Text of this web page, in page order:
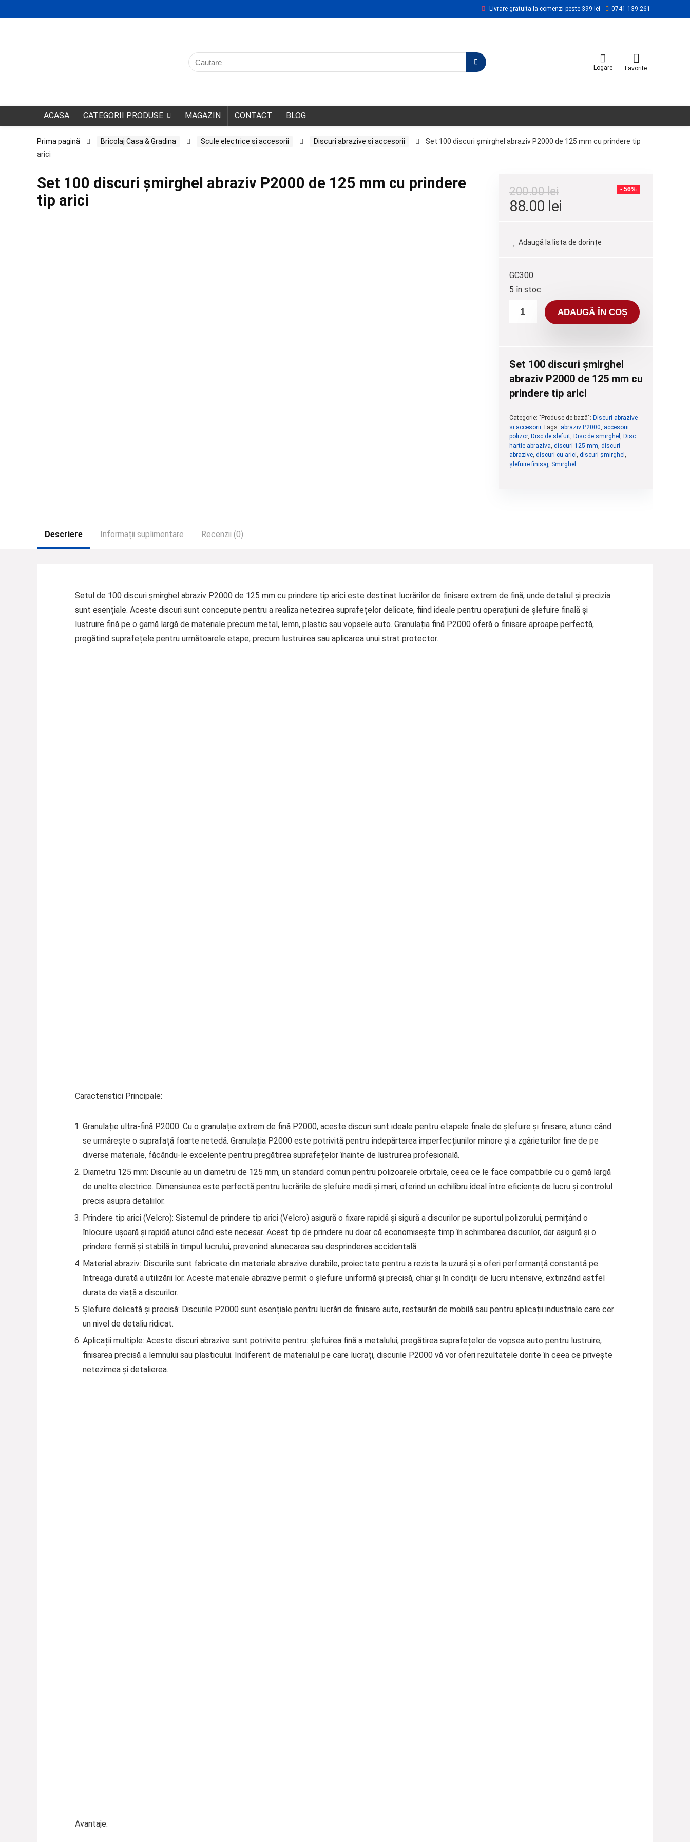
Livrare gratuita la comenzi peste 399 lei 0741 139 261
Logare Favorite
ACASA CATEGORII PRODUSE MAGAZIN CONTACT BLOG
Prima pagină Bricolaj Casa & Gradina Scule electrice si accesorii Discuri abrazive si accesorii
Set 100 discuri șmirghel abraziv P2000 de 125 mm cu prindere tip
arici
Set 100 discuri șmirghel abraziv P2000 de 125 mm cu prindere
tip arici
- 56%
200.00lei
88.00 lei
Adaugă la lista de dorințe
GC300
5 în stoc
ADAUGĂ ÎN COȘ
Set 100 discuri șmirghel
abraziv P2000 de 125 mm cu
prindere tip arici
Categorie: "Produse de bază": Discuri abrazive
si accesorii Tags: abraziv P2000, accesorii
polizor, Disc de slefuit, Disc de smirghel , Disc
hartie abraziva, discuri 125 mm, discuri
abrazive, discuri cu arici, discuri șmirghel ,
șlefuire finisaj, Smirghel
Descriere Informații suplimentare Recenzii (0)
Setul de 100 discuri șmirghel abraziv P2000 de 125 mm cu prindere tip arici este destinat lucrărilor de finisare extrem de fină, unde detaliul și precizia
sunt esențiale. Aceste discuri sunt concepute pentru a realiza netezirea suprafețelor delicate, fiind ideale pentru operațiuni de șlefuire finală și
lustruire fină pe o gamă largă de materiale precum metal, lemn, plastic sau vopsele auto. Granulația fină P2000 oferă o finisare aproape perfectă,
pregătind suprafețele pentru următoarele etape, precum lustruirea sau aplicarea unui strat protector.
Caracteristici Principale:
Granulație ultra-fină P2000: Cu o granulație extrem de fină P2000, aceste discuri sunt ideale pentru etapele finale de șlefuire și finisare, atunci când
se urmărește o suprafață foarte netedă. Granulația P2000 este potrivită pentru îndepărtarea imperfecțiunilor minore și a zgârieturilor fine de pe
diverse materiale, făcându-le excelente pentru pregătirea suprafețelor înainte de lustruirea profesională.
Diametru 125 mm: Discurile au un diametru de 125 mm, un standard comun pentru polizoarele orbitale, ceea ce le face compatibile cu o gamă largă
de unelte electrice. Dimensiunea este perfectă pentru lucrările de șlefuire medii și mari, oferind un echilibru ideal între eficiența de lucru și controlul
precis asupra detaliilor.
Prindere tip arici (Velcro): Sistemul de prindere tip arici (Velcro) asigură o fixare rapidă și sigură a discurilor pe suportul polizorului, permițând o
înlocuire ușoară și rapidă atunci când este necesar. Acest tip de prindere nu doar că economisește timp în schimbarea discurilor, dar asigură și o
prindere fermă și stabilă în timpul lucrului, prevenind alunecarea sau desprinderea accidentală.
Material abraziv: Discurile sunt fabricate din materiale abrazive durabile, proiectate pentru a rezista la uzură și a oferi performanță constantă pe
întreaga durată a utilizării lor. Aceste materiale abrazive permit o șlefuire uniformă și precisă, chiar și în condiții de lucru intensive, extinzând astfel
durata de viață a discurilor.
Șlefuire delicată și precisă: Discurile P2000 sunt esențiale pentru lucrări de finisare auto, restaurări de mobilă sau pentru aplicații industriale care cer
un nivel de detaliu ridicat.
Aplicații multiple: Aceste discuri abrazive sunt potrivite pentru: șlefuirea fină a metalului, pregătirea suprafețelor de vopsea auto pentru lustruire,
finisarea precisă a lemnului sau plasticului. Indiferent de materialul pe care lucrați, discurile P2000 vă vor oferi rezultatele dorite în ceea ce privește
netezimea și detalierea.
Avantaje: